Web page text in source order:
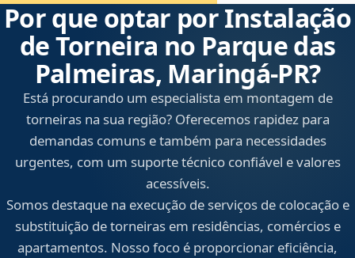
Por que optar por Instalação
de Torneira no Parque das
Palmeiras, Maringá‑PR?
Está procurando um especialista em montagem de
torneiras na sua região? Oferecemos rapidez para
demandas comuns e também para necessidades
urgentes, com um suporte técnico confiável e valores
acessíveis.
Somos destaque na execução de serviços de colocação e
substituição de torneiras em residências, comércios e
apartamentos. Nosso foco é proporcionar eficiência,